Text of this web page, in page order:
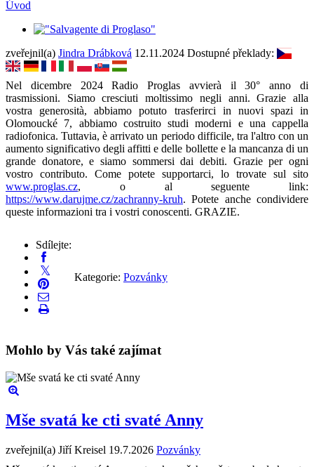
Úvod
zveřejnil(a) Jindra Drábková 12.11.2024 Dostupné překlady:
Nel dicembre 2024 Radio Proglas avvierà il 30° anno di
trasmissioni. Siamo cresciuti moltissimo negli anni. Grazie alla
vostra generosità, abbiamo potuto trasferirci in nuovi spazi in
Olomoucké 7, abbiamo costruito studi moderni e una cappella
radiofonica. Tuttavia, è arrivato un periodo difficile, tra l'altro con un
aumento significativo degli affitti e delle bollette e la mancanza di un
grande donatore, e siamo sommersi dai debiti. Grazie per ogni
vostro contributo. Come potete supportarci, lo trovate sul sito
www.proglas.cz, o al seguente link:
https://www.darujme.cz/zachranny-kruh. Potete anche condividere
queste informazioni tra i vostri conoscenti. GRAZIE.
Sdílejte:
Kategorie: Pozvánky
Mohlo by Vás také zajímat
Mše svatá ke cti svaté Anny
zveřejnil(a) Jiří Kreisel 19.7.2026 Pozvánky